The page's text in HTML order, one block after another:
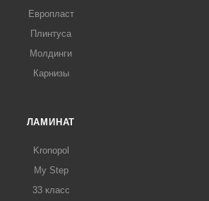
Европласт
Плинтуса
Молдинги
Карнизы
ЛАМИНАТ
Kronopol
My Step
33 класс